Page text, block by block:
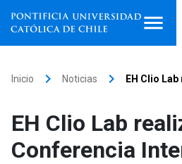
Facultades, escuelas e
institutos
Inicio keyboard_arrow_right Noticias keyboard_arrow_right EH Clio
EH Clio Lab
Conferencia